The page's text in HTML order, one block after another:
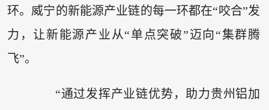
环。威宁的新能源产业链的每一环都在“咬合”发
力，让新能源产业从“单点突破”迈向“集群腾
飞”。
“通过发挥产业链优势，助力贵州铝加